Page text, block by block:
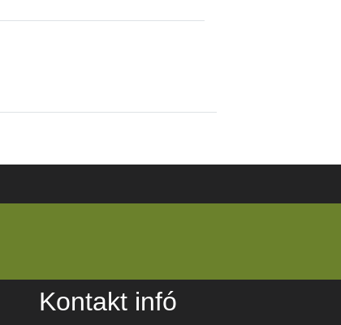
Kontakt infó